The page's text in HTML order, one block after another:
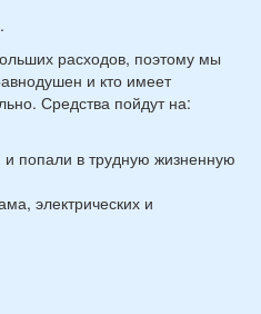
расходов, поэтому мы
и кто имеет
Средства пойдут на:
попали в трудную жизненную
электрических и